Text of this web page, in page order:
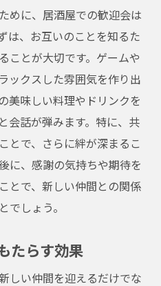
めに、居酒屋での歓迎会は
は、お互いのことを知るた
ことが大切です。ゲームや
ックスした雰囲気を作り出
美味しい料理やドリンクを
会話が弾みます。特に、共
とで、さらに絆が深まるこ
に、感謝の気持ちや期待を
とで、新しい仲間との関係
でしょう。
たらす効果
しい仲間を迎えるだけでな